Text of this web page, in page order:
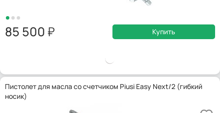
85 500 Купить
Пистолет для масла со счетчиком Piusi Easy Next/2 (гибкий
носик)